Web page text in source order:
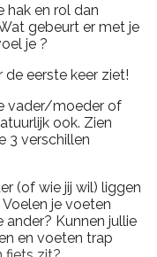
hak en rol dan
gebeurt er met je
je ?
eerste keer ziet!
vader/moeder of
ook. Zien
3 verschillen
(of wie jij wil) liggen
je voeten
ander? Kunnen jullie
en voeten trap